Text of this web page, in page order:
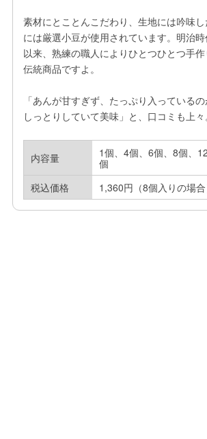
素材にとことんこだわり、生地には吟味
には厳選小豆が使用されています。明治
以来、熟練の職人によりひとつひとつ手
伝統商品ですよ。
「あんが甘すぎず、たっぷり入っている
しっとりしていて美味」と、口コミも上々
内容量
1個、4個、6個、8個、
個
税込価格
1,360円（8個入りの場合